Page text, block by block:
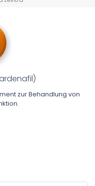
zur Behandlung von